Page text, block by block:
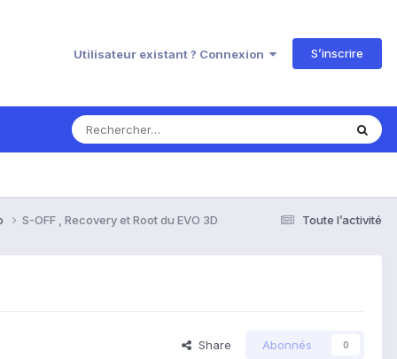
Utilisateur existant ? Connexion S’inscrire
Toute l’activité
S-OFF , Recovery et Root du EVO 3D
Share Abonnés 0